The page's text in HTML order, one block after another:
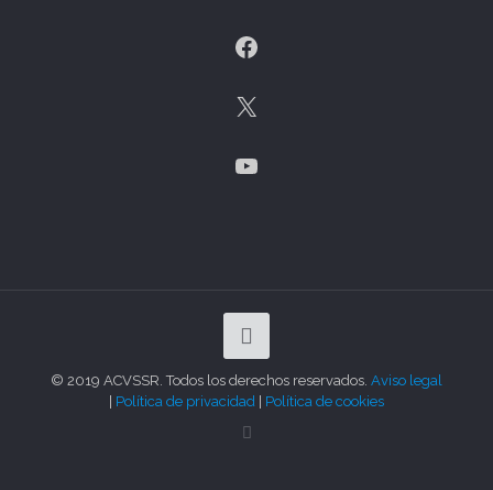
Facebook
X
YouTube
© 2019 ACVSSR. Todos los derechos reservados. Aviso legal
Política de privacidad Política de cookies